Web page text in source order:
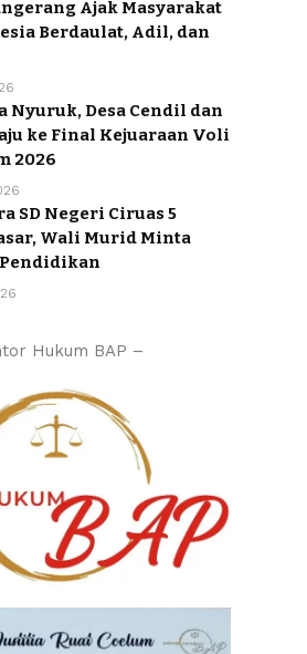
Ajak Masyarakat
Berdaulat, Adil, dan
Nyuruk, Desa Cendil dan
ke Final Kejuaraan Voli
2026
SD Negeri Ciruas 5
Wali Murid Minta
Hukum BAP –